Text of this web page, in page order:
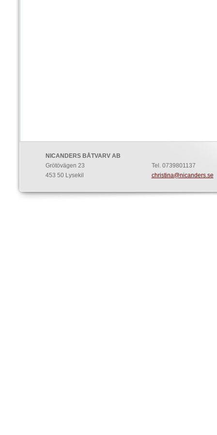
NICANDERS BÅTVARV AB
Grötövägen 23
453 50 Lysekil
Tel. 0739801137
christina@nicanders.se